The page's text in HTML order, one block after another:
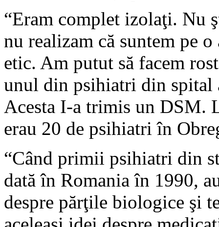
“Eram complet izolaţi. Nu
nu realizam că suntem pe
etic. Am putut să facem
unul din psihiatri din spital
Acesta I-a trimis un DSM.
erau 20 de psihiatri în
“Când primii psihiatri din
dată în Romania în 1990,
despre părţile biologice şi